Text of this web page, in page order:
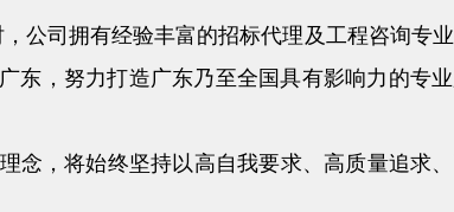
公司拥有经验丰富的招标代理及工程咨询专业
东，努力打造广东乃至全国具有影响力的专
念，将始终坚持以高自我要求、高质量追求